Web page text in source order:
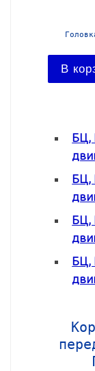
В
БЦ,
БЦ,
БЦ,
БЦ,